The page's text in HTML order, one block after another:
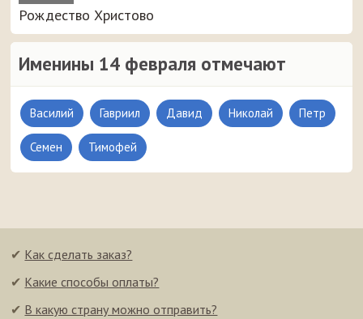
Рождество Христово
Именины 14 февраля отмечают
Василий Гавриил Давид Николай Петр
Семен Тимофей
✔ Как сделать заказ?
✔ Какие способы оплаты?
✔ В какую страну можно отправить?